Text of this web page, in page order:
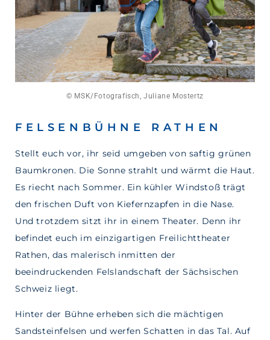
© MSK/Fotografisch, Juliane Mostertz
FELSENBÜHNE RATHEN
Stellt euch vor, ihr seid umgeben von saftig grünen
Baumkronen. Die Sonne strahlt und wärmt die Haut.
Es riecht nach Sommer. Ein kühler Windstoß trägt
den frischen Duft von Kiefernzapfen in die Nase.
Und trotzdem sitzt ihr in einem Theater. Denn ihr
befindet euch im einzigartigen Freilichttheater
Rathen, das malerisch inmitten der
beeindruckenden Felslandschaft der Sächsischen
Schweiz liegt.
Hinter der Bühne erheben sich die mächtigen
Sandsteinfelsen und werfen Schatten in das Tal. Auf